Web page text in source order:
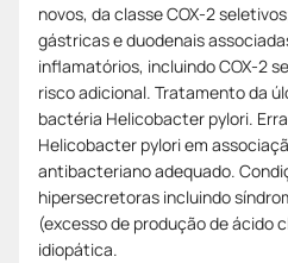
novos, da classe COX-2
gástricas e duodenais
inflamatórios, incluindo COX-2
risco adicional. Tratamento da
bactéria Helicobacter pylori.
Helicobacter pylori em
antibacteriano adequado.
hipersecretoras incluindo
(excesso de produção de ácido
idiopática.